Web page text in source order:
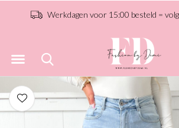
Werkdagen voor 15:00 besteld =